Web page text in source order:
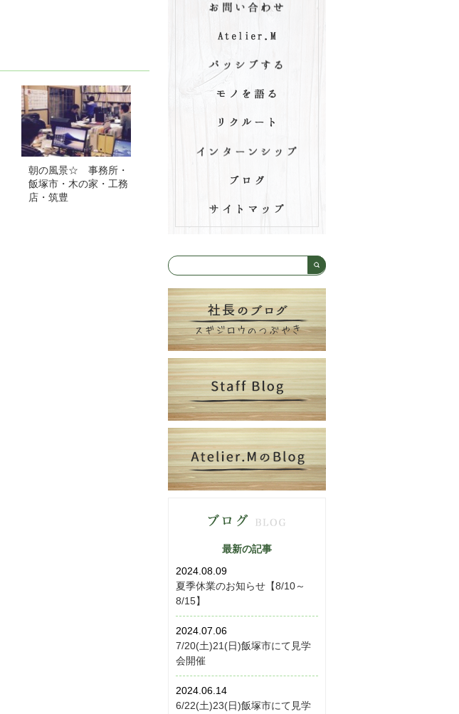
朝の風景☆ 事務所・
飯塚市・木の家・工務
店・筑豊
最新の記事
2024.08.09
夏季休業のお知らせ【8/10～
8/15】
2024.07.06
7/20(土)21(日)飯塚市にて見学
会開催
2024.06.14
6/22(土)23(日)飯塚市にて見学